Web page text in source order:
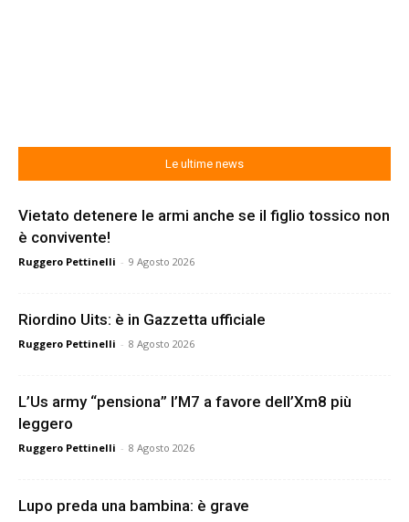
Le ultime news
Vietato detenere le armi anche se il figlio tossico non
è convivente!
Ruggero Pettinelli - 9 Agosto 2026
Riordino Uits: è in Gazzetta ufficiale
Ruggero Pettinelli - 8 Agosto 2026
L’Us army “pensiona” l’M7 a favore dell’Xm8 più
leggero
Ruggero Pettinelli - 8 Agosto 2026
Lupo preda una bambina: è grave